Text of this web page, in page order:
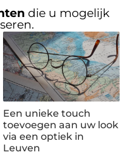
die u mogelijk
Een unieke touch
toevoegen aan uw look
via een optiek in
Leuven